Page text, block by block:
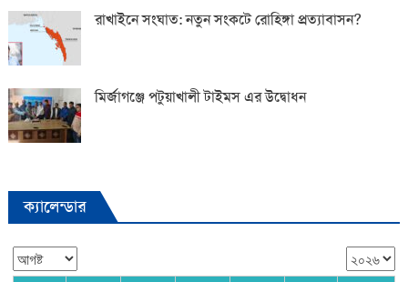
রাখাইনে সংঘাত: নতুন সংকটে রোহিঙ্গা প্রত্যাবাসন?
মির্জাগঞ্জে পটুয়াখালী টাইমস এর উদ্বোধন
ক্যালেন্ডার